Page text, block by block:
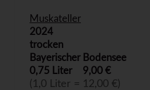
Muskateller
2024
trocken
Bayerischer Bodensee
0,75 Liter
9,00 €
(1,0 Liter = 12,00 €)